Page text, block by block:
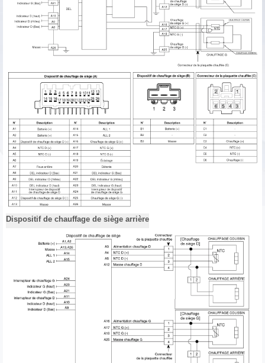
Dispositif de chauffage de siège arrière